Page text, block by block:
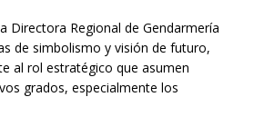
Directora Regional de Gendarmería
de simbolismo y visión de futuro,
al rol estratégico que asumen
grados, especialmente los